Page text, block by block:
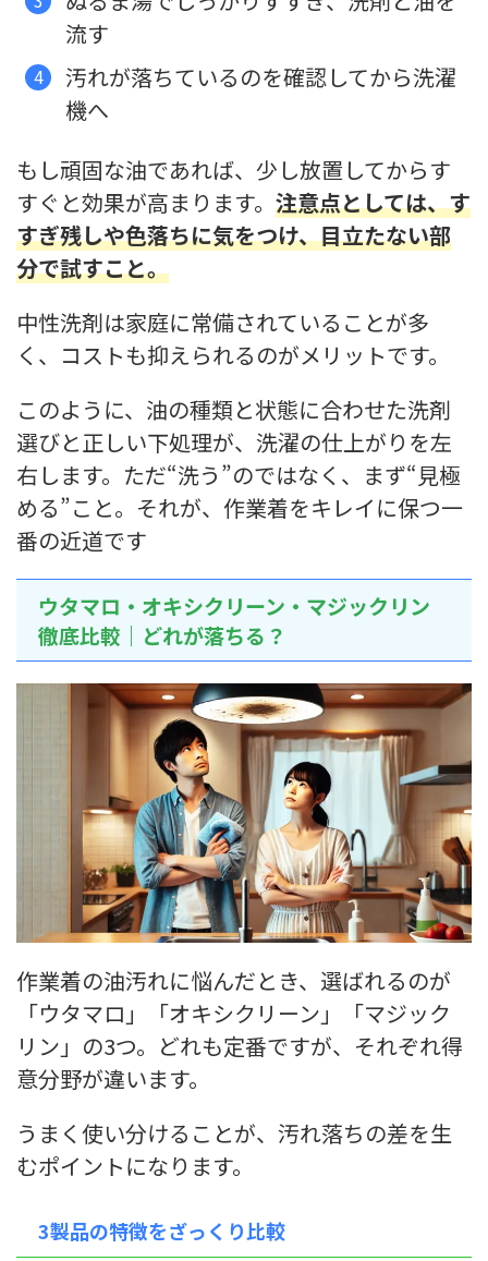
流す
汚れが落ちているのを確認してから洗濯
機へ
もし頑固な油であれば、少し放置してからす
すぐと効果が高まります。 注意点としては、す
すぎ残しや色落ちに気をつけ、目立たない部
分で試すこと。
中性洗剤は家庭に常備されていることが多
く、コストも抑えられるのがメリットです。
このように、油の種類と状態に合わせた洗剤
選びと正しい下処理が、洗濯の仕上がりを左
右します。ただ“洗う”のではなく、まず“見極
める”こと。それが、作業着をキレイに保つ一
番の近道です
ウタマロ・オキシクリーン・マジックリン
徹底比較｜どれが落ちる？
作業着の油汚れに悩んだとき、選ばれるのが
「ウタマロ」「オキシクリーン」「マジック
リン」の3つ。どれも定番ですが、それぞれ得
意分野が違います。
うまく使い分けることが、汚れ落ちの差を生
むポイントになります。
3製品の特徴をざっくり比較